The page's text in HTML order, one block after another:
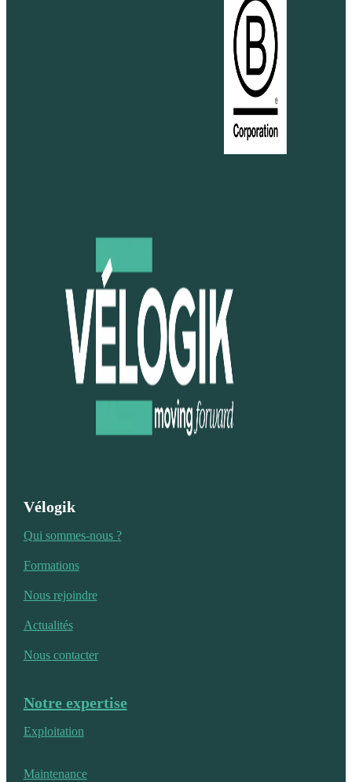
Vélogik
Qui sommes-nous ?
Formations
Nous rejoindre
Actualités
Nous contacter
Notre expertise
Exploitation
Maintenance